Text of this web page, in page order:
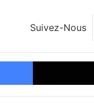
Suivez-Nous
Facebook